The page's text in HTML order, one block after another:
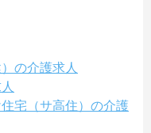
の介護求人
宅（サ高住）の介護